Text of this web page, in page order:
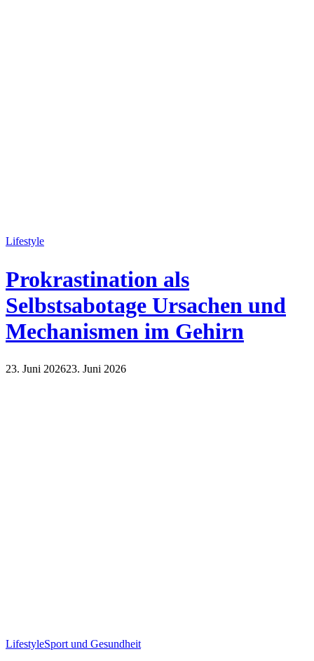
Lifestyle
Prokrastination als
Selbstsabotage Ursachen und
Mechanismen im Gehirn
23. Juni 202623. Juni 2026
LifestyleSport und Gesundheit